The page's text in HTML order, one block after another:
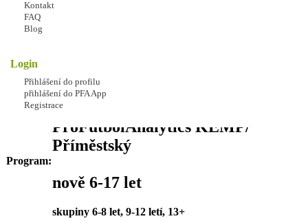
Kontakt
FAQ
Blog
Login
Přihlášení do profilu
přihlášení do PFA App
Registrace
Adresa:
cena 4.999 Kč do 28.7. dále 6.000
i pro veřejnost
Program:
ProFútbolAnalytics KEMP/
Příměstský
nově 6-17 let
skupiny 6-8 let, 9-12 letí, 13+